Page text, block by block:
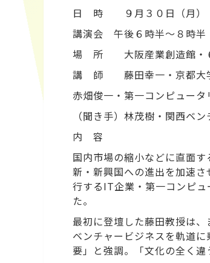
日 時 ９月３０日（月）
講演会 午後６時半～８時
場 所 大阪産業創造館・
講 師 藤田幸一・京都大学
赤畑俊一・第一コンピュー
（聞き手）林茂樹・関西ベ
内 容
国内市場の縮小などに直面
新・新興国への進出を加速
行するIT企業・第一コンピ
た。
最初に登壇した藤田教授は
ベンチャービジネスを軌道
要」と強調。「文化の全く